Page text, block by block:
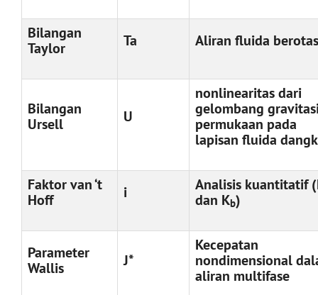
Bilangan
Taylor
Ta Aliran fluida
Bilangan
Ursell
U
nonlinearitas dari
gelombang
permukaan pada
lapisan fluida
Faktor van ‘t
Hoff
i
Analisis kuantitatif
dan Kb)
Parameter
Wallis
J*
Kecepatan
nondimensional
aliran multifase